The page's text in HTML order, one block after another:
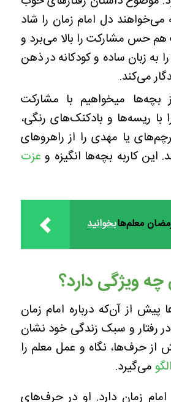
دل امام زمان را شاد
هم حس مشارکت را بالا می‌برد و
به زبان ساده و کودکانه در ذهن
می‌کند.
بچه‌ها میخواهیم با مشارکت
با ریسه‌ها و بادکنک‌های رنگی،
یا مهدی را از راهروهای
این کاربه بچه‌ها انگیزه و عزت
بخوانید
ویژگی دارد؟
از آن‌که درباره امام زمان
رفتار و سبک زندگی خود نشان
حرف‌ها، نگاه و عمل معلم را
الگومی‌گیرد.
امام زمان دارد. او در حرف‌های